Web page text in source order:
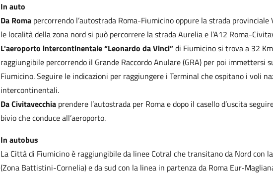
In auto
Da Romapercorrendo l’autostrada Roma-Fiumicino oppure la strada provinciale
le località della zona nord si può percorrere la strada Aurelia e l’A12 Roma-
L'aeroporto intercontinentale “Leonardo da Vinci”di Fiumicino si trova a 32
raggiungibile percorrendo il Grande Raccordo Anulare (GRA) per poi immettersi
Fiumicino. Seguire le indicazioni per raggiungere i Terminal che ospitano i voli
intercontinentali.
Da Civitavecchiaprendere l’autostrada per Roma e dopo il casello d’uscita
bivio che conduce all’aeroporto.
In autobus
La Città di Fiumicino è raggiungibile da linee Cotral che transitano da Nord con
(Zona Battistini-Cornelia) e da sud con la linea in partenza da Roma Eur-